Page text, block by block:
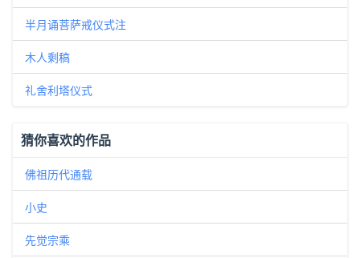
半月诵菩萨戒仪式注
木人剩稿
礼舍利塔仪式
猜你喜欢的作品
佛祖历代通载
小史
先觉宗乘